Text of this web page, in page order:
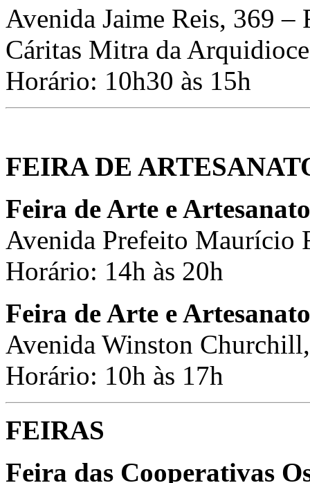
Avenida Jaime Reis, 369 –
Cáritas Mitra da
Horário: 10h30 às 15h
FEIRA DE
Feira de Arte e
Avenida Prefeito Maurício
Horário: 14h às 20h
Feira de Arte e
Avenida Winston
Horário: 10h às 17h
FEIRAS
Feira das Cooperativas